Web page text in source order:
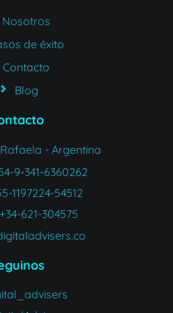
Nosotros
de éxito
Contacto
Blog
- Argentina
9-341-6360262
1197224-54512
621-304575